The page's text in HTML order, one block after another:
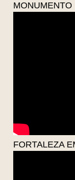
MONUMENTO
FORTALEZA